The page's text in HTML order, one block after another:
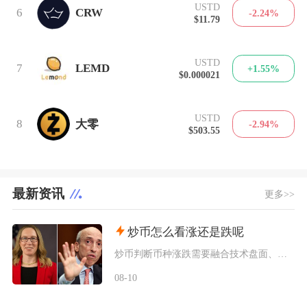
6 CRW
USTD
$11.79
-2.24%
7 LEMD
USTD
$0.000021
+1.55%
8 大零
USTD
$503.55
-2.94%
最新资讯 更多>>
炒币怎么看涨还是跌呢
炒币判断币种涨跌需要融合技术盘面、链上资金、项目基本面与市场宏观情绪四大维度综合研判，单一
08-10